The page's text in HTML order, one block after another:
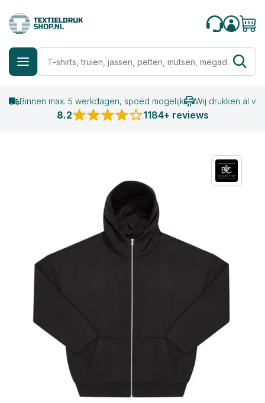
Binnen max. 5 werkdagen, spoed mogelijk Wij drukken al
8.2 1184+ reviews